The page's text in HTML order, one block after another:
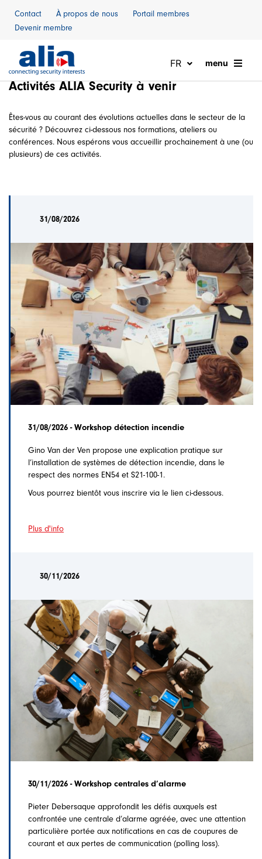
menu
FR
Contact À propos de nous
Portail membres
Devenir membre
Activités ALIA Security à venir
Êtes-vous au courant des évolutions actuelles dans le secteur de la
sécurité ? Découvrez ci-dessous nos formations, ateliers ou
conférences. Nous espérons vous accueillir prochainement à une (ou
plusieurs) de ces activités.
31/08/2026
31/08/2026 - Workshop détection incendie
Gino Van der Ven propose une explication pratique sur
l’installation de systèmes de détection incendie, dans le
respect des normes EN54 et S21-100-1.
Vous pourrez bientôt vous inscrire via le lien ci-dessous.
Plus d'info
30/11/2026
30/11/2026 - Workshop centrales d’alarme
Pieter Debersaque approfondit les défis auxquels est
confrontée une centrale d’alarme agréée, avec une attention
particulière portée aux notifications en cas de coupures de
courant et aux pertes de communication (polling loss).